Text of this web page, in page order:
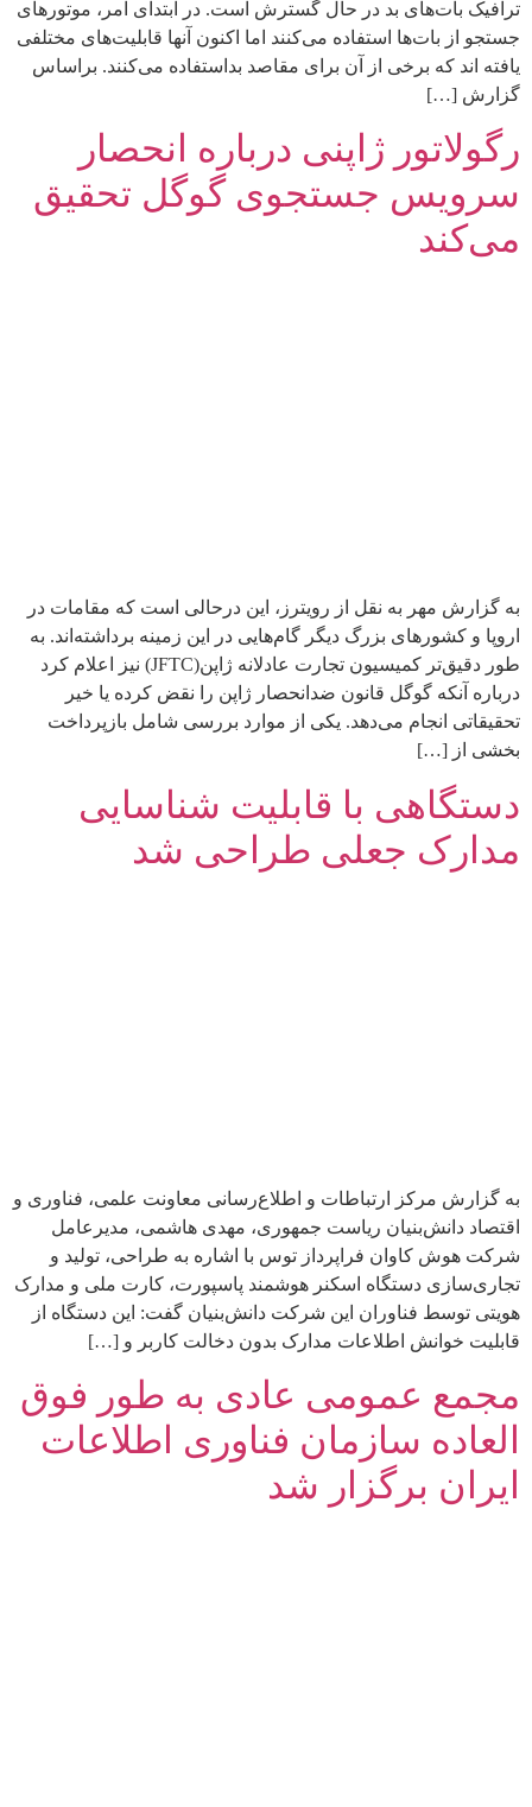
ترافیک بات‌های بد در حال گسترش است. در ابتدای امر، موتورهای
جستجو از بات‌ها استفاده می‌کنند اما اکنون آنها قابلیت‌های مختلفی
یافته اند که برخی از آن برای مقاصد بداستفاده می‌کنند. براساس
گزارش […]
رگولاتور ژاپنی درباره انحصار
سرویس جستجوی گوگل تحقیق
می‌کند
به گزارش مهر به نقل از رویترز، این درحالی است که مقامات در
اروپا و کشورهای بزرگ دیگر گام‌هایی در این زمینه برداشته‌اند. به
طور دقیق‌تر کمیسیون تجارت عادلانه ژاپن(JFTC) نیز اعلام کرد
درباره آنکه گوگل قانون ضدانحصار ژاپن را نقض کرده یا خیر
تحقیقاتی انجام می‌دهد. یکی از موارد بررسی شامل بازپرداخت
بخشی از […]
دستگاهی با قابلیت شناسایی
مدارک جعلی طراحی شد
به گزارش مرکز ارتباطات و اطلاع‌رسانی معاونت علمی، فناوری و
اقتصاد دانش‌بنیان ریاست جمهوری، مهدی هاشمی، مدیرعامل
شرکت هوش کاوان فراپرداز توس با اشاره به طراحی، تولید و
تجاری‌سازی دستگاه اسکنر هوشمند پاسپورت، کارت ملی و مدارک
هویتی توسط فناوران این شرکت ‌دانش‌بنیان گفت: این دستگاه از
قابلیت خوانش اطلاعات مدارک بدون دخالت کاربر و […]
مجمع عمومی عادی به طور فوق
العاده‌ سازمان فناوری اطلاعات
ایران برگزار شد